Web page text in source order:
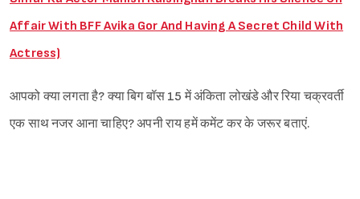
Affair With BFF Avika Gor And Having A Secret Child With
Actress)
आपको क्या लगता है? क्या बिग बॉस 15 में अंकिता लोखंडे और रिया चक्रवर्ती
एक साथ नजर आना चाहिए? अपनी राय हमें कमेंट कर के जरूर बताएं.